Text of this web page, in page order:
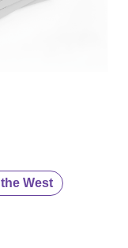
West